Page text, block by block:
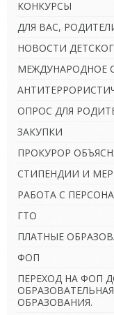
КОНКУРСЫ
ДЛЯ ВАС,
НОВОСТИ
МЕЖДУНАРОДНОЕ
ОПРОС ДЛЯ
ЗАКУПКИ
ПРОКУРОР
СТИПЕНДИИ И
РАБОТА С
ГТО
ПЛАТНЫЕ
ФОП
ПЕРЕХОД НА ФОП
ОБРАЗОВАНИЯ.